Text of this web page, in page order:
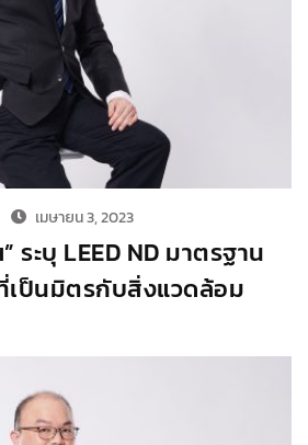
เมษายน 3, 2023
ะบุ LEED ND มาตรฐาน
ป็นมิตรกับสิ่งแวดล้อม